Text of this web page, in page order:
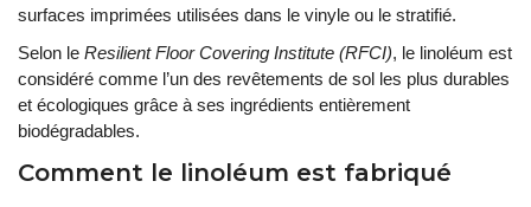
surfaces imprimées utilisées dans le vinyle ou le stratifié.
Selon le Resilient Floor Covering Institute (RFCI), le linoléum est
considéré comme l’un des revêtements de sol les plus durables
et écologiques grâce à ses ingrédients entièrement
biodégradables.
Comment le linoléum est fabriqué